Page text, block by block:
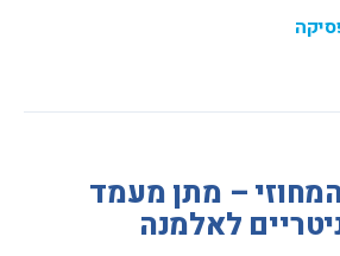
– מתן מעמד
לאלמנה